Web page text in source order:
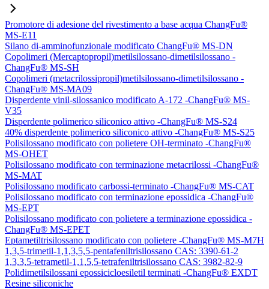
Promotore di adesione del rivestimento a base acqua ChangFu®
MS-E11
Silano di-amminofunzionale modificato ChangFu® MS-DN
Copolimeri (Mercaptopropil)metilsilossano-dimetilsilossano -
ChangFu® MS-SH
Copolimeri (metacrilossipropil)metilsilossano-dimetilsilossano -
ChangFu® MS-MA09
Disperdente vinil-silossanico modificato A-172 -ChangFu® MS-
V35
Disperdente polimerico siliconico attivo -ChangFu® MS-S24
40% disperdente polimerico siliconico attivo -ChangFu® MS-S25
Polisilossano modificato con polietere OH-terminato -ChangFu®
MS-OHET
Polisilossano modificato con terminazione metacrilossi -ChangFu®
MS-MAT
Polisilossano modificato carbossi-terminato -ChangFu® MS-CAT
Polisilossano modificato con terminazione epossidica -ChangFu®
MS-EPT
Polisilossano modificato con polietere a terminazione epossidica -
ChangFu® MS-EPET
Eptametiltrisilossano modificato con polietere -ChangFu® MS-M7H
1,3,5-trimetil-1,1,3,5,5-pentafeniltrisilossano CAS: 3390-61-2
1,3,3,5-tetrametil-1,1,5,5-tetrafeniltrisilossano CAS: 3982-82-9
Polidimetilsilossani epossicicloesiletil terminati -ChangFu® EXDT
Resine siliconiche